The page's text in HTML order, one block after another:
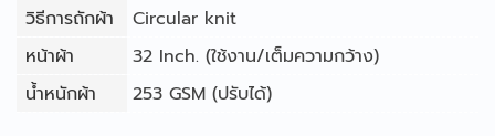
วิธีการถักผ้า
Circular knit
หน้าผ้า
32 Inch. (ใช้งาน/เต็มความกว้าง)
น้ำหนักผ้า
253 GSM (ปรับได้)